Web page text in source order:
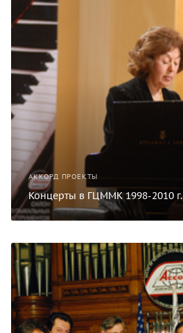
АККОРД ПРОЕКТЫ
Концерты в ГЦММК 1998-2010 г.